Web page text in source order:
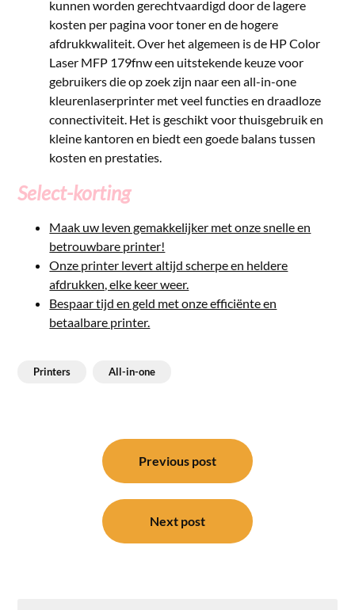
kunnen worden gerechtvaardigd door de lagere
kosten per pagina voor toner en de hogere
afdrukkwaliteit. Over het algemeen is de HP Color
Laser MFP 179fnw een uitstekende keuze voor
gebruikers die op zoek zijn naar een all-in-one
kleurenlaserprinter met veel functies en draadloze
connectiviteit. Het is geschikt voor thuisgebruik en
kleine kantoren en biedt een goede balans tussen
kosten en prestaties.
Select-korting
Maak uw leven gemakkelijker met onze snelle en
betrouwbare printer!
Onze printer levert altijd scherpe en heldere
afdrukken, elke keer weer.
Bespaar tijd en geld met onze efficiënte en
betaalbare printer.
Printers All-in-one
Previous post
Next post